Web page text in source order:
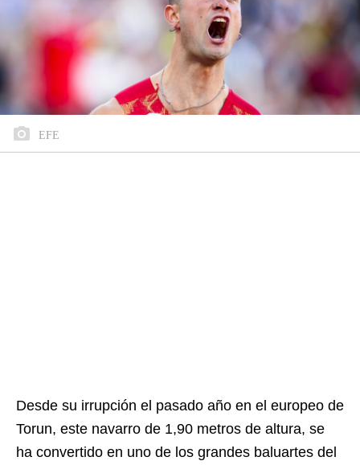
EFE
Desde su irrupción el pasado año en el europeo de
Torun, este navarro de 1,90 metros de altura, se
ha convertido en uno de los grandes baluartes del